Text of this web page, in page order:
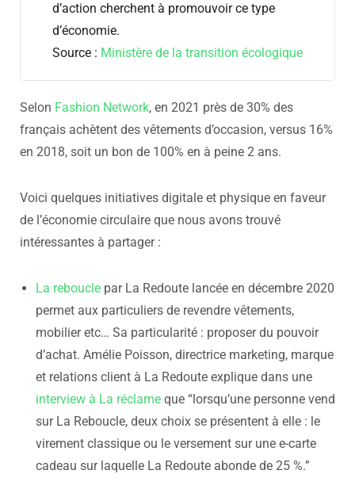
d’action cherchent à promouvoir ce type
d’économie.
Source : Ministère de la transition écologique
Selon Fashion Network, en 2021 près de 30% des
français achètent des vêtements d’occasion, versus 16%
en 2018, soit un bon de 100% en à peine 2 ans.
Voici quelques initiatives digitale et physique en faveur
de l’économie circulaire que nous avons trouvé
intéressantes à partager :
La reboucle par La Redoute lancée en décembre 2020
permet aux particuliers de revendre vêtements,
mobilier etc… Sa particularité : proposer du pouvoir
d’achat. Amélie Poisson, directrice marketing, marque
et relations client à La Redoute explique dans une
interview à La réclame que “lorsqu’une personne vend
sur La Reboucle, deux choix se présentent à elle : le
virement classique ou le versement sur une e-carte
cadeau sur laquelle La Redoute abonde de 25 %.”